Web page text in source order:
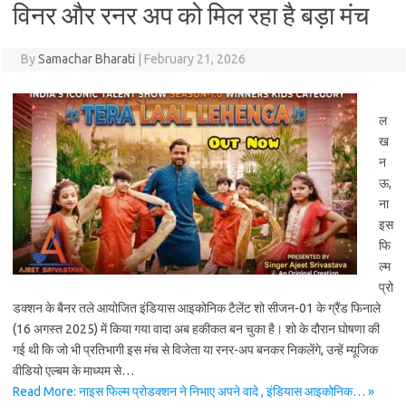
विनर और रनर अप को मिल रहा है बड़ा मंच
BySamachar Bharati February 21, 2026
ल
ख
न
ऊ,
ना
इस
फि
ल्म
प्रो
डक्शन के बैनर तले आयोजित इंडियास आइकोनिक टैलेंट शो सीजन-01 के ग्रैंड फिनाले
(16 अगस्त 2025) में किया गया वादा अब हकीकत बन चुका है। शो के दौरान घोषणा की
गई थी कि जो भी प्रतिभागी इस मंच से विजेता या रनर-अप बनकर निकलेंगे, उन्हें म्यूजिक
वीडियो एल्बम के माध्यम से…
Read More: नाइस फिल्म प्रोडक्शन ने निभाए अपने वादे , इंडियास आइकोनिक… »